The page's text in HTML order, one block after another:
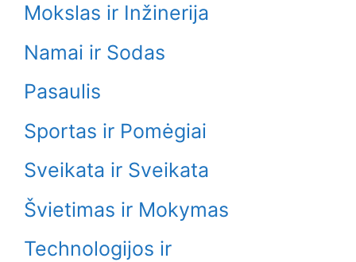
Mokslas ir Inžinerija
Namai ir Sodas
Pasaulis
Sportas ir Pomėgiai
Sveikata ir Sveikata
Švietimas ir Mokymas
Technologijos ir